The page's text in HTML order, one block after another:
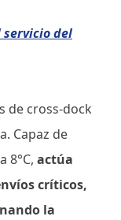
servicio del
de cross-dock
Capaz de
8°C, actúa
críticos,
la